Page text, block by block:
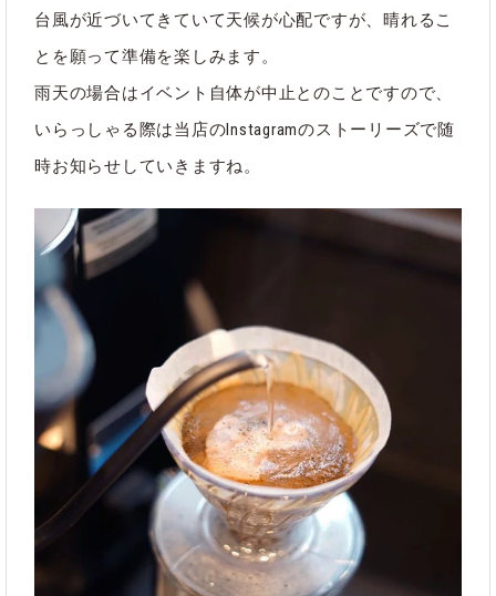
台風が近づいてきていて天候が心配ですが、晴れるこ
とを願って準備を楽しみます。
雨天の場合はイベント自体が中止とのことですので、
いらっしゃる際は当店のInstagramのストーリーズで随
時お知らせしていきますね。